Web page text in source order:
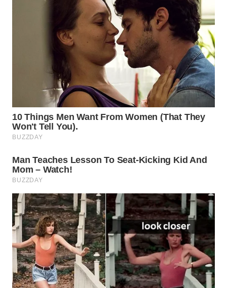
SEMARANG
WN
WN
WN
SURABAYA
WN
NATUNA